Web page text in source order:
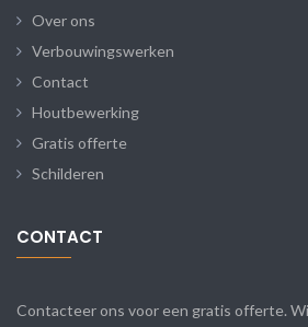
Over ons
Verbouwingswerken
Contact
Houtbewerking
Gratis offerte
Schilderen
CONTACT
Contacteer ons voor een gratis offerte.